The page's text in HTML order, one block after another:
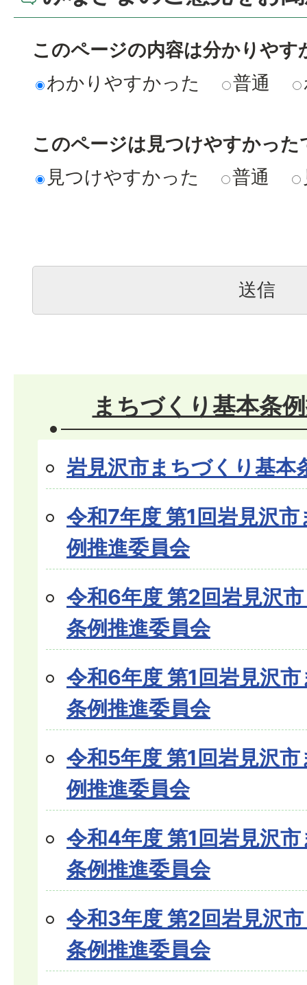
このページの内容は分かりやす
わかりやすかった
普通
このページは見つけやすかった
見つけやすかった
普通
まちづくり基本条
岩見沢市まちづくり基本
令和7年度 第1回岩見沢
例推進委員会
令和6年度 第2回岩見沢
条例推進委員会
令和6年度 第1回岩見沢
条例推進委員会
令和5年度 第1回岩見沢
例推進委員会
令和4年度 第1回岩見沢
条例推進委員会
令和3年度 第2回岩見沢
条例推進委員会